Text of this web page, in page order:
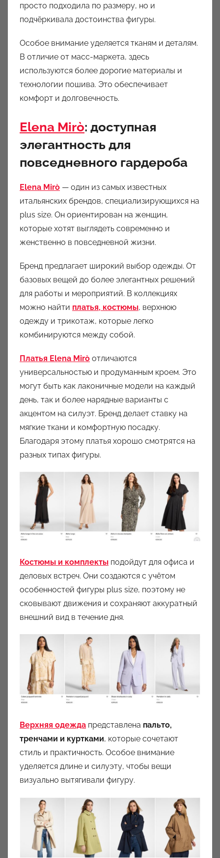
просто подходила по размеру, но и
подчёркивала достоинства фигуры.
Особое внимание уделяется тканям и деталям.
В отличие от масс-маркета, здесь
используются более дорогие материалы и
технологии пошива. Это обеспечивает
комфорт и долговечность.
Elena Mirò: доступная
элегантность для
повседневного гардероба
Elena Mirò — один из самых известных
итальянских брендов, специализирующихся на
plus size. Он ориентирован на женщин,
которые хотят выглядеть современно и
женственно в повседневной жизни.
Бренд предлагает широкий выбор одежды. От
базовых вещей до более элегантных решений
для работы и мероприятий. В коллекциях
можно найти платья, костюмы, верхнюю
одежду и трикотаж, которые легко
комбинируются между собой.
Платья Elena Mirò отличаются
универсальностью и продуманным кроем. Это
могут быть как лаконичные модели на каждый
день, так и более нарядные варианты с
акцентом на силуэт. Бренд делает ставку на
мягкие ткани и комфортную посадку.
Благодаря этому платья хорошо смотрятся на
разных типах фигуры.
Костюмы и комплекты подойдут для офиса и
деловых встреч. Они создаются с учётом
особенностей фигуры plus size, поэтому не
сковывают движения и сохраняют аккуратный
внешний вид в течение дня.
Верхняя одежда представлена пальто,
тренчами и куртками, которые сочетают
стиль и практичность. Особое внимание
уделяется длине и силуэту, чтобы вещи
визуально вытягивали фигуру.